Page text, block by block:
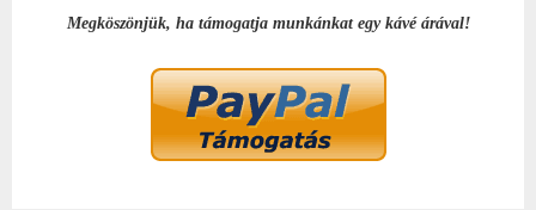
Megköszönjük, ha támogatja munkánkat egy kávé árával!